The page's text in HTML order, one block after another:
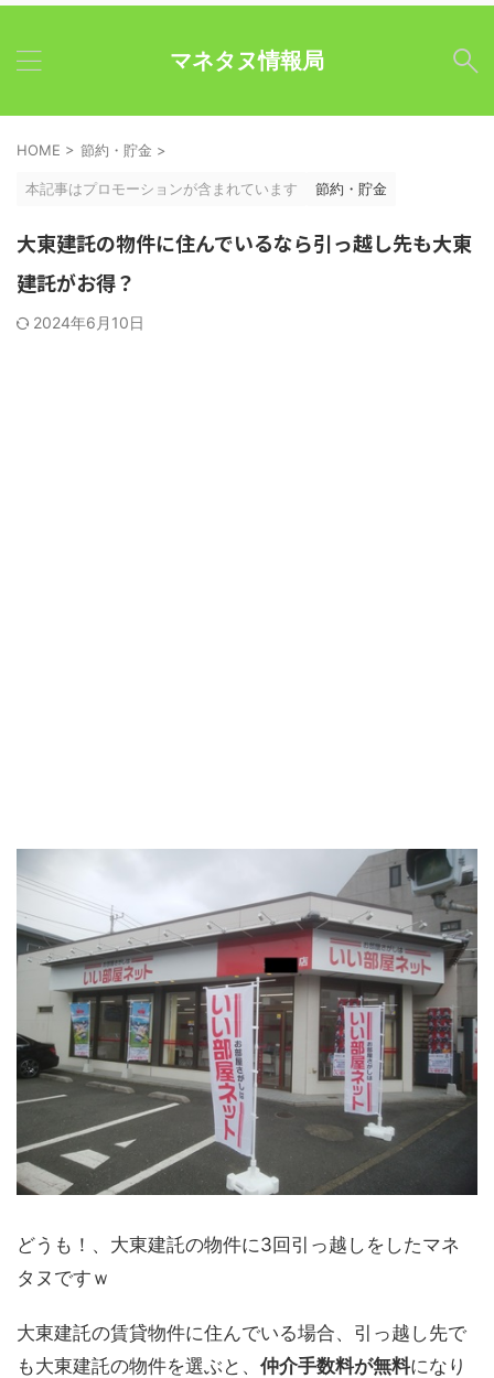
マネタヌ情報局
HOME > 節約・貯金 >
本記事はプロモーションが含まれています 節約・貯金
大東建託の物件に住んでいるなら引っ越し先も大東
建託がお得？
2024年6月10日
どうも！、大東建託の物件に3回引っ越しをしたマネ
タヌですｗ
大東建託の賃貸物件に住んでいる場合、引っ越し先で
も大東建託の物件を選ぶと、 仲介手数料が無料になり